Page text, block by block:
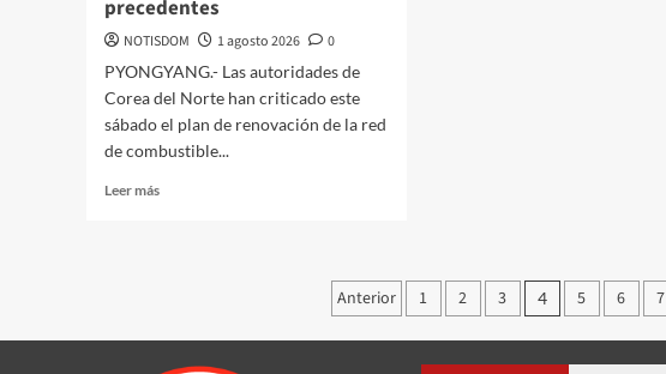
precedentes
NOTISDOM 1 agosto 2026
0
PYONGYANG.- Las autoridades de
Corea del Norte han criticado este
sábado el plan de renovación de la red
de combustible...
Leer más
Anterior 1 2 3 4 5 6 7